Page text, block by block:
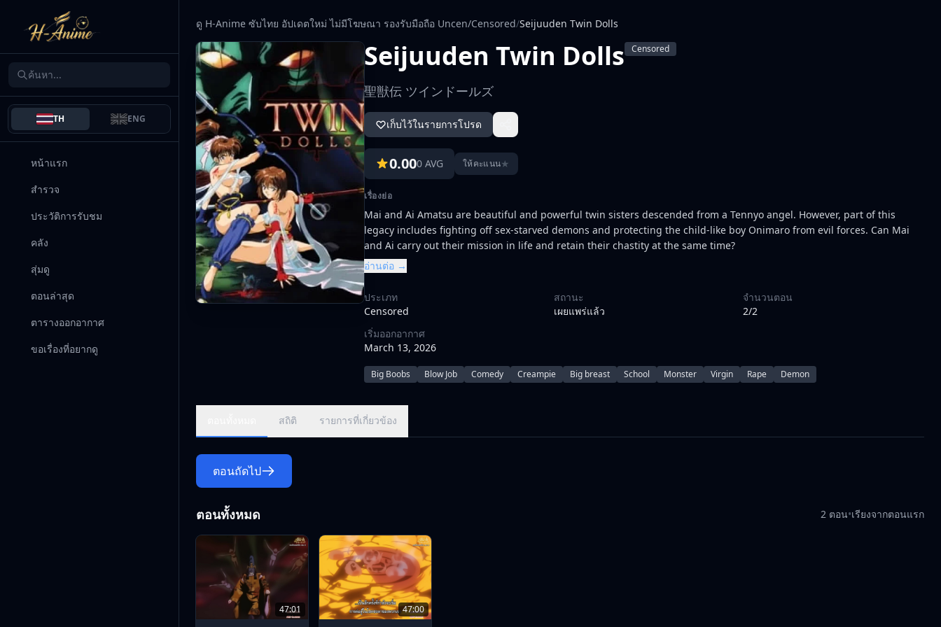
TH ENG
หน้าแรก
สำรวจ
ประวัติการรับชม
คลัง
สุ่มดู
ตอนล่าสุด
ตารางออกอากาศ
ขอเรื่องที่อยากดู
ดู H-Anime ซับไทย อัปเดตใหม่ ไม่มีโฆษณา รองรับมือถือ Uncen/Censored/Seijuuden Twin Dolls
Seijuuden Twin Dolls Censored
聖獣伝 ツインドールズ
เก็บไว้ในรายการโปรด
0.000 AVG ให้คะแนน★
เรื่องย่อ
Mai and Ai Amatsu are beautiful and powerful twin sisters descended from a Tennyo angel. However, part of this
legacy includes fighting off sex-starved demons and protecting the child-like boy Onimaro from evil forces. Can Mai
and Ai carry out their mission in life and retain their chastity at the same time?
อ่านต่อ →
ประเภท
Censored
สถานะ
เผยแพร่แล้ว
จำนวนตอน
2/2
เริ่มออกอากาศ
March 13, 2026
Big Boobs Blow Job Comedy Creampie Big breast School Monster Virgin Rape Demon
สถิติ รายการที่เกี่ยวข้อง
ตอนถัดไป
ตอนทั้งหมด 2 ตอน•เรียงจากตอนแรก
47:01 47:00